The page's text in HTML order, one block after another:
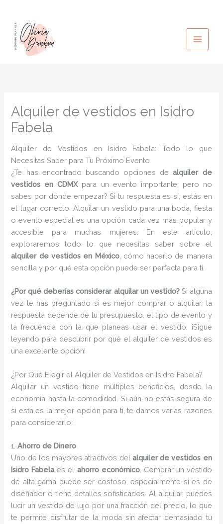
contenido
Alquiler de vestidos en Isidro
Fabela
Alquiler de Vestidos en Isidro Fabela: Todo lo que
Necesitas Saber para Tu Próximo Evento
¿Te has encontrado buscando opciones dealquiler de
vestidos en CDMXpara un evento importante, pero no
sabes por dónde empezar? Si tu respuesta es sí, estás en
el lugar correcto. Alquilar un vestido para una boda, fiesta
o evento especial es una opción cada vez más popular y
accesible para muchas mujeres. En este artículo,
exploraremos todo lo que necesitas saber sobre el
alquiler de vestidos en México, cómo hacerlo de manera
sencilla y por qué esta opción puede ser perfecta para ti.
¿Por qué deberías considerar alquilar un vestido?Si alguna
vez te has preguntado si es mejor comprar o alquilar, la
respuesta depende de tu presupuesto, el tipo de evento y
la frecuencia con la que planeas usar el vestido. ¡Sigue
leyendo para descubrir por qué el alquiler de vestidos es
una excelente opción!
¿Por Qué Elegir el Alquiler de Vestidos en Isidro Fabela?
Alquilar un vestido tiene múltiples beneficios, desde la
economía hasta la comodidad. Si aún no estás segura de
si esta es la mejor opción para ti, te damos varias razones
para considerarlo:
1.Ahorro de Dinero
Uno de los mayores atractivos del alquiler de vestidos en
Isidro Fabelaes el ahorro económico. Comprar un vestido
de alta gama puede ser costoso, especialmente si es de
diseñador o tiene detalles sofisticados. Al alquilar, puedes
lucir un vestido de lujo por una fracción del precio, lo que
te permite disfrutar de la moda sin afectar demasiado tu